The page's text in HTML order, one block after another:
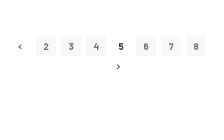
2 3 4 5 6 7 8